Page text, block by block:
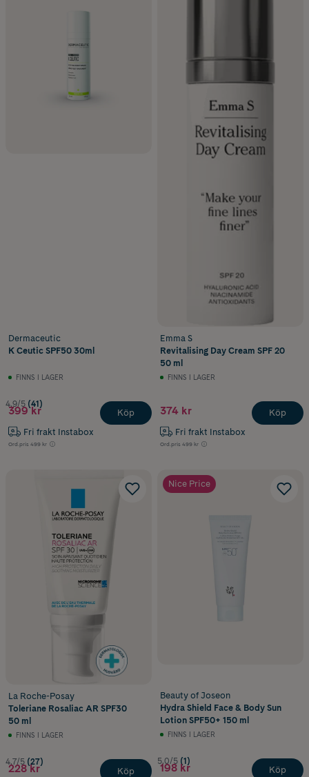
Därför ska du använda dagkräm med
Vad är den bästa investeringen i din hud? Solskydd. Det saktar ner
hudens åldrande och minimerar riskerna för solskador
och i
förlängningen hudcancer. Du ska helst skydda ansiktet mot solens
skadliga strålar året om – ja, det gäller även grådaskiga
oktoberdagar.
Olika typer av dagkräm med SPF
Det finns många olika sorters dagkräm med solskydd att välja på,
vanligtvis med SPF 15–50. Ett tips är att välja endagkrämmed högre
En bra ansiktskräm med SPF är anpassad efter din hudtyp. Det finns
dessutom färgad dagkräm med SPF, som fungerar som ett lättare
alternativ till foundation – särskilt uppskattat under sommaren när
Har du svårt att välja så kan vi tipsa om vår
guide som
hjälper dig välja rätt dagkräm baserat på din hudtyp.
Dermaceutic
K Ceutic SPF50 30ml
FINNS I LAGER
4.9/5 (41)
399 kr
Fri frakt Instabox
Ord.pris 499 kr
Köp
Emma S
Revitalising Day Cream SPF 20
50 ml
FINNS I LAGER
374 kr
Fri frakt Instabox
Ord.pris 499 kr
Köp
La Roche-Posay
Toleriane Rosaliac AR SPF30
50 ml
FINNS I LAGER
4.7/5 (27)
228 kr Köp
Nice Price
Beauty of Joseon
Hydra Shield Face & Body Sun
Lotion SPF50+ 150 ml
FINNS I LAGER
5.0/5 (1)
198 kr Köp